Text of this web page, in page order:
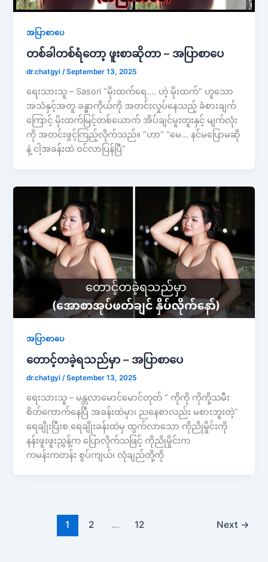
အပြာစာပေ
တစ်ခါတစ်ရံတော့ ဖူးစာဆိုတာ – အပြာစာပေ
dr.chatgyi/September 13, 2025
ရေးသားသူ – Sasori “မိုးထက်ရေ…. ဟဲ့ မိုးထက်” ဟူသော
အသံနှင့်အတူ ခန္ဓာကိုယ်ကို အတင်းလှုပ်နေသည့် ခံစားချက်
ကြောင့် မိုးထက်မြင့်တစ်ယောက် အိပ်ချင်မူးတူးနှင့် မျက်လုံး
ကို အတင်းဖွင့်ကြည့်လိုက်သည်။ “ဟာ” “မေ… နင်မပြောမဆို
နဲ့ ငါ့အခန်းထဲ ဝင်လာပြန်ပြီ”
အပြာစာပေ
တောင့်တခဲ့ရသည်မှာ – အပြာစာပေ
dr.chatgyi /September 13, 2025
ရေးသားသူ – မန္တလာမောင်မောင်တုတ် “ ကိုကို ကိုကို့သမီး
စိတ်ကောက်နေပြီ အခန်းထဲမှာ၊ ညနေစာလည်း မစားဘူးတဲ့”
ရေချိုးပြီးစ ရေချိုးခန်းထဲမှ ထွက်လာသော ကိုညိုမှိုင်းကို
နန်းဖူးဖူးညွှန့်က ပြောလိုက်သဖြင့် ကိုညိုမှိုင်းက
ကမန်းကတန်း စွပ်ကျယ်၊ လုံချည်တို့ကို
1 2 … 12 Next →